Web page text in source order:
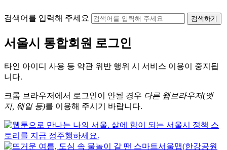
검색어를 입력해 주세요 검색하기
서울시 통합회원 로그인
타인 아이디 사용 등 약관 위반 행위 시 서비스 이용이 중지됩
니다.
크롬 브라우저에서 로그인이 안될 경우 다른 웹브라우저(엣
지, 웨일 등)를 이용해 주시기 바랍니다.